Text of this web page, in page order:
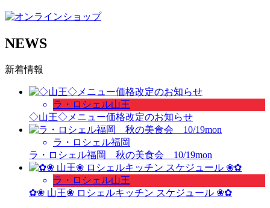
NEWS
新着情報
ラ・ロシェル山王
◇山王◇メニュー価格改定のお知らせ
ラ・ロシェル福岡
ラ・ロシェル福岡 秋の美食会 10/19mon
ラ・ロシェル山王
✿❀ 山王❀ ロシェルキッチン スケジュール ❀✿